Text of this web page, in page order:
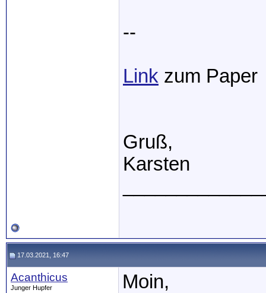
--
Link zum Paper
Gruß,
Karsten
17.03.2021, 16:47
Acanthicus
Junger Hupfer Moin,